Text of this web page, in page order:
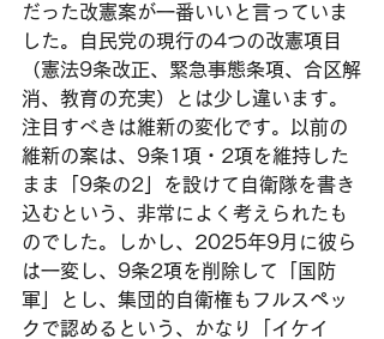
だった改憲案が一番いいと言っていま
した。自民党の現行の4つの改憲項目
（憲法9条改正、緊急事態条項、合区解
消、教育の充実）とは少し違います。
注目すべきは維新の変化です。以前の
維新の案は、9条1項・2項を維持した
まま「9条の2」を設けて自衛隊を書き
込むという、非常によく考えられたも
のでした。しかし、2025年9月に彼ら
は一変し、9条2項を削除して「国防
軍」とし、集団的自衛権もフルスペッ
クで認めるという、かなり「イケイ